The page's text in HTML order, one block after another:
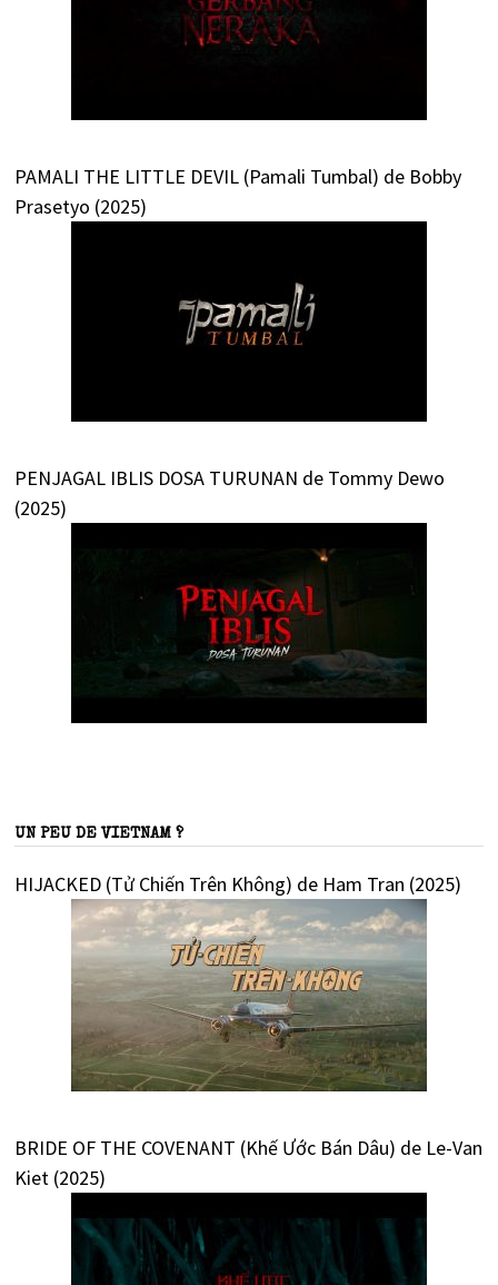
PAMALI THE LITTLE DEVIL (Pamali Tumbal) de Bobby
Prasetyo (2025)
PENJAGAL IBLIS DOSA TURUNAN de Tommy Dewo
(2025)
UN PEU DE VIETNAM ?
HIJACKED (Tử Chiến Trên Không) de Ham Tran (2025)
BRIDE OF THE COVENANT (Khế Ước Bán Dâu) de Le-Van
Kiet (2025)